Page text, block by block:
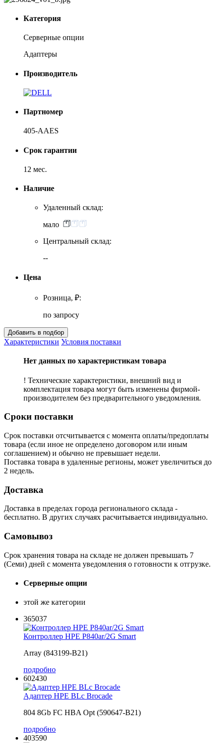
Категория
Серверные опции
Адаптеры
Производитель
Партномер
405-AAES
Срок гарантии
12 мес.
Наличие
Удаленный склад:
мало
Центральный склад:
--
Цена
Розница, ₽:
по запросу
Характеристики Условия поставки
Нет данных по характеристикам товара
! Технические характеристики, внешний вид и
комплектация товара могут быть изменены фирмой-
производителем без предварительного уведомления.
Сроки поставки
Срок поставки отсчитывается с момента оплаты/предоплаты
товара (если иное не определено договором или иным
соглашением) и обычно не превышает недели.
Поставка товара в удаленные регионы, может увеличиться до
2 недель.
Доставка
Доставка в пределах города регионального склада -
бесплатно. В других случаях расчитывается индивидуально.
Самовывоз
Срок хранения товара на складе не должен превышать 7
(Семи) дней с момента уведомления о готовности к отгрузке.
Серверные опции
этой же категории
365037
Контроллер HPE P840ar/2G Smart
Array (843199-B21)
подробно
602430
Адаптер HPE BLc Brocade
804 8Gb FC HBA Opt (590647-B21)
подробно
403590